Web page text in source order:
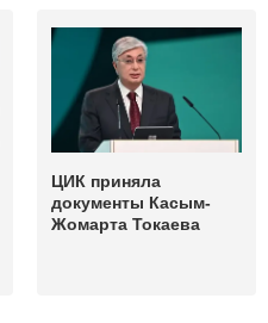
ЦИК приняла
документы Касым-
Жомарта Токаева